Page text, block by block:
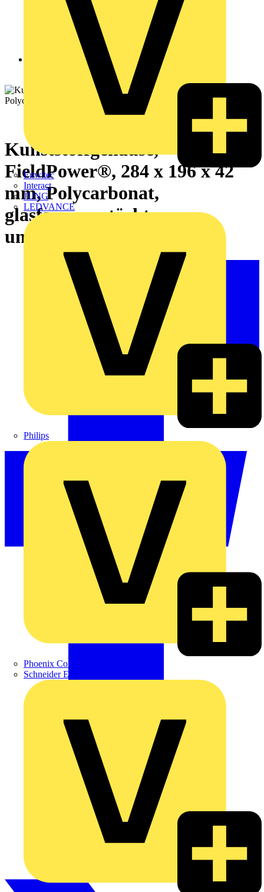
Enwitec
Interact
JUNG
LEDVANCE
Philips
Phoenix Contact
Schneider Electric
Zurück zu Produkte
Kunststoffgehäuse,
FieldPower®, 284 x 196 x 42
mm, Polycarbonat,
glasfaserverstärkt,
unbehandelt, schwarz